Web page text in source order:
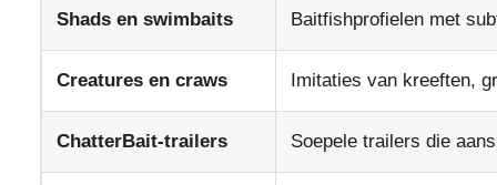
Shads en swimbaits Baitfishprofielen met
Creatures en craws Imitaties van kreeften,
ChatterBait-trailers Soepele trailers die